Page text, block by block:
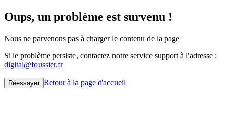
Oups, un problème est survenu !
Nous ne parvenons pas à charger le contenu de la page
Si le problème persiste, contactez notre service support à l'adresse :
digital@foussier.fr
Réessayer Retour à la page d'accueil